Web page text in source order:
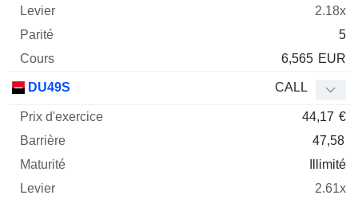
2.18x
5
6,565 EUR
DU49S CALL
44,17 €
47,58
Illimité
2.61x